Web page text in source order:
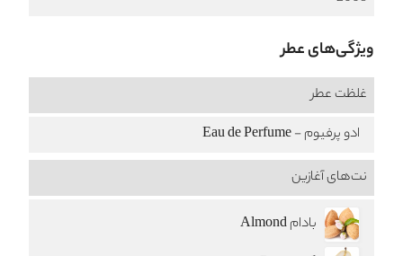
ویژگی‌های عطر
غلظت عطر
ادو پرفیوم - Eau de Perfume
نت‌های آغازین
بادام Almond